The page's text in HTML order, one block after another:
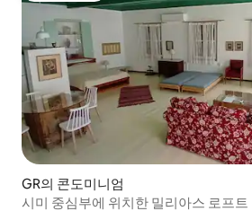
GR의 콘도미니엄
시미 중심부에 위치한 밀리아스 로프트